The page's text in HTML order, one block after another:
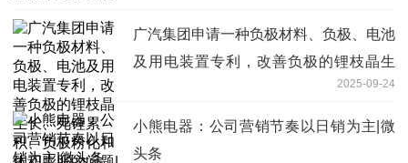
广汽集团申请一种负极材料、负极、电池
及用电装置专利，改善负极的锂枝晶生
长、死锂累积、负极粉化和体积膨胀的问
题|热消息
2025-09-24
小熊电器：公司营销节奏以日销为主|微
头条